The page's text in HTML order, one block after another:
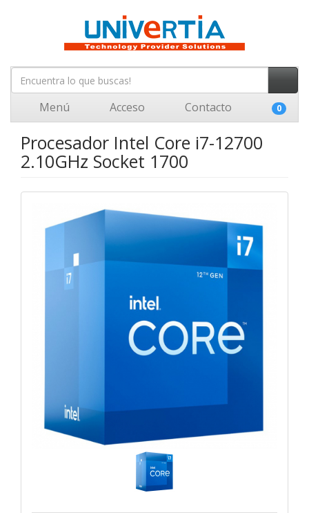
Menú Acceso Contacto 0
Procesador Intel Core i7-12700
2.10GHz Socket 1700